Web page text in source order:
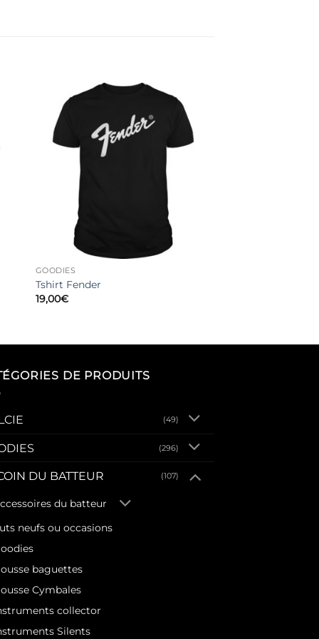
GOODIES
Tshirt Fender
19,00€
DE PRODUITS
(49)
(296)
DU BATTEUR (107)
du batteur
neufs ou occasions
baguettes
Cymbales
collector
Silents